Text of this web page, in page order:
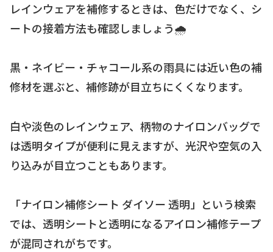
レインウェアを補修するときは、色だけでなく、シ
ートの接着方法も確認しましょう🌧️
黒・ネイビー・チャコール系の雨具には近い色の補
修材を選ぶと、補修跡が目立ちにくくなります。
白や淡色のレインウェア、柄物のナイロンバッグで
は透明タイプが便利に見えますが、光沢や空気の入
り込みが目立つこともあります。
「ナイロン補修シート ダイソー 透明」という検索
では、透明シートと透明になるアイロン補修テープ
が混同されがちです。